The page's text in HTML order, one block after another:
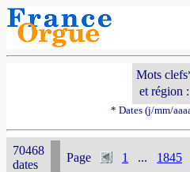
Mots
et région :
* Dates (j/mm/
70468
dates
Page 1 ... 1845